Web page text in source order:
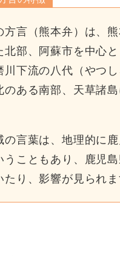
方言（熊本弁）は、
北部、阿蘇市を中心
川下流の八代（やつ
のある南部、天草諸島
の言葉は、地理的に
うこともあり、鹿児
たり、影響が見られま